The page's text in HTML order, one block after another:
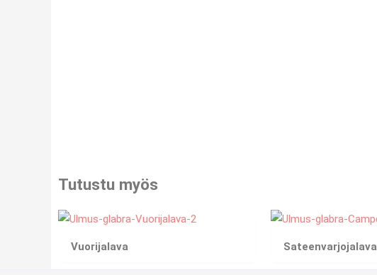
Tutustu myös
Vuorijalava Sateenvarjojalava